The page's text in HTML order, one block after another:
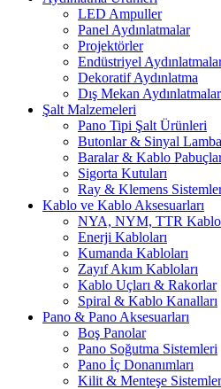
LED Ampuller
Panel Aydınlatmalar
Projektörler
Endüstriyel
Dekoratif Aydınlatma
Dış Mekan
Şalt Malzemeleri
Pano Tipi Şalt Ürünleri
Butonlar & Sinyal
Baralar & Kablo
Sigorta Kutuları
Ray & Klemens
Kablo ve Kablo Aksesuarları
NYA, NYM, TTR
Enerji Kabloları
Kumanda Kabloları
Zayıf Akım Kabloları
Kablo Uçları & Rakorlar
Spiral & Kablo Kanalları
Pano & Pano Aksesuarları
Boş Panolar
Pano Soğutma Sistemleri
Pano İç Donanımları
Kilit & Menteşe